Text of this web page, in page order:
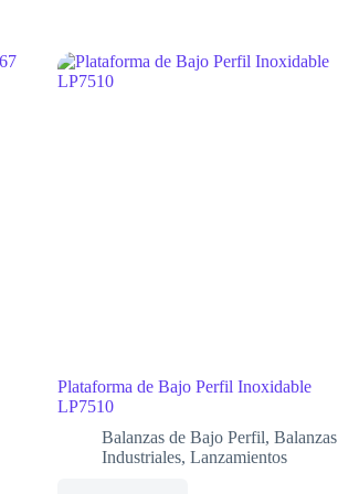
Plataforma de Bajo Perfil Inoxidable
LP7510
Balanzas de Bajo Perfil, Balanzas
Industriales, Lanzamientos